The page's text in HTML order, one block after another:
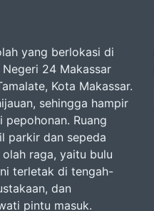
yang berlokasi di
24 Makassar
Kota Makassar.
sehingga hampir
Ruang
parkir dan sepeda
raga, yaitu bulu
terletak di tengah-
dan
pintu masuk.